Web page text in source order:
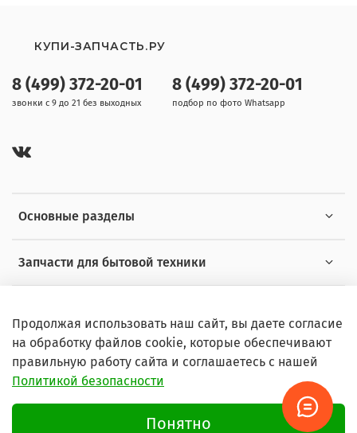
Основные разделы
Запчасти для бытовой техники
8 (499) 372-20-01
звонки с 9 до 21 без выходных
8 (499) 372-20-01
подбор по фото Whatsapp
КУПИ-ЗАПЧАСТЬ.РУ
© 2026 Любое использование контента без письменного
Продолжая использовать наш сайт, вы даете согласие
на обработку файлов cookie, которые обеспечивают
правильную работу сайта и соглашаетесь с нашей
Политикой безопасности
Понятно